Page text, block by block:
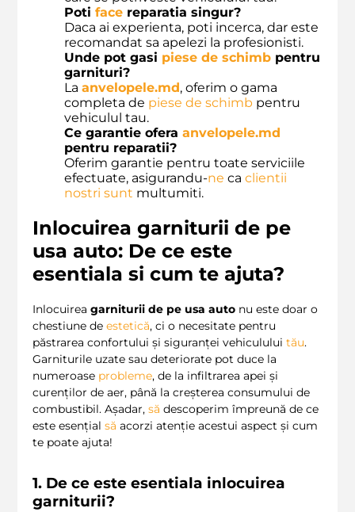
Poti face reparatia singur?
Daca ai experienta, poti incerca, dar este
recomandat sa apelezi la profesionisti.
Unde pot gasi piese de schimb pentru
garnituri?
La anvelopele.md, oferim o gama
completa de piese de schimb pentru
vehiculul tau.
Ce garantie ofera anvelopele.md
pentru reparatii?
Oferim garantie pentru toate serviciile
efectuate, asigurandu-ne ca clientii
nostri sunt multumiti.
Inlocuirea garniturii de pe
usa auto: De ce este
esentiala si cum te ajuta?
Inlocuirea garniturii de pe usa auto nu este doar o
chestiune de estetică, ci o necesitate pentru
păstrarea confortului și siguranței vehiculului tău.
Garniturile uzate sau deteriorate pot duce la
numeroase probleme, de la infiltrarea apei și
curenților de aer, până la creșterea consumului de
combustibil. Așadar, să descoperim împreună de ce
este esențial să acorzi atenție acestui aspect și cum
te poate ajuta!
1. De ce este esentiala inlocuirea
garniturii?